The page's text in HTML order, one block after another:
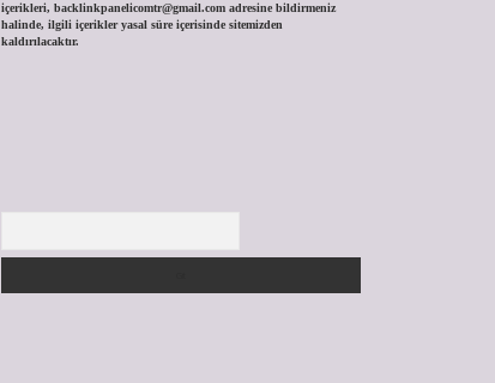
içerikleri, backlinkpanelicomtr@gmail.comadresine bildirmeniz
halinde, ilgili içerikler yasal süre içerisinde sitemizden
kaldırılacaktır.